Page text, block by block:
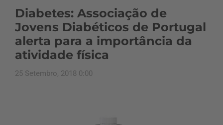
Diabetes: Associação de
Jovens Diabéticos de Portugal
alerta para a importância da
atividade física
25 Setembro, 2018 0:00